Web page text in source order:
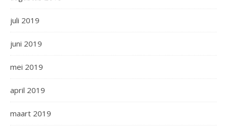
juli 2019
juni 2019
mei 2019
april 2019
maart 2019